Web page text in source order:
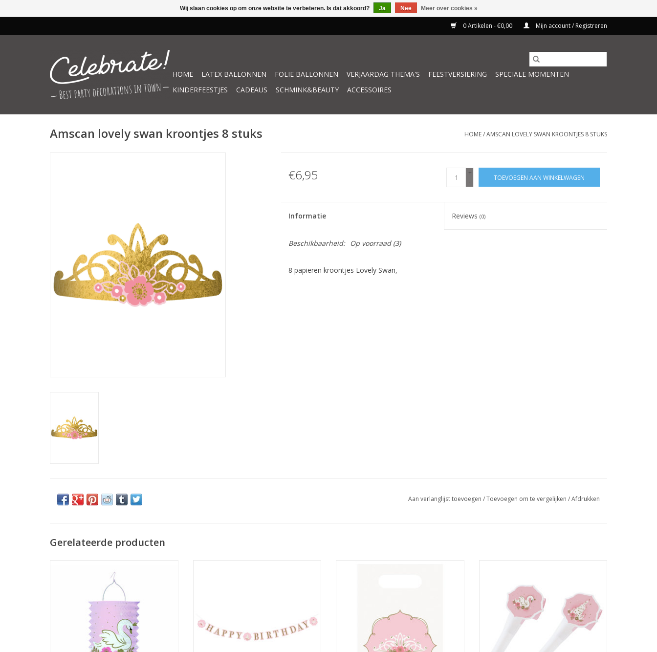
0 Artikelen - €0,00 Mijn account / Registreren
HOME LATEX BALLONNEN FOLIE BALLONNEN VERJAARDAG THEMA'S FEESTVERSIERING
SPECIALE MOMENTEN
KINDERFEESTJES
CADEAUS SCHMINK&BEAUTY ACCESSOIRES
Amscan lovely swan kroontjes 8 stuks HOME/AMSCAN LOVELY SWAN KROONTJES 8 STUKS
€6,95
+
-
TOEVOEGEN AAN WINKELWAGEN
Informatie Reviews(0)
Beschikbaarheid: Op voorraad(3)
8 papieren kroontjes Lovely Swan,
Aan verlanglijst toevoegen /Toevoegen om te vergelijken /Afdrukken
Gerelateerde producten
TOEVOEGEN AAN WINKELWAGEN
Wij slaan cookies op om onze website te verbeteren. Is dat akkoord? Ja Nee Meer over cookies »